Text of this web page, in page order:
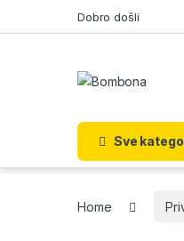
Dobro došli
Sve
Home